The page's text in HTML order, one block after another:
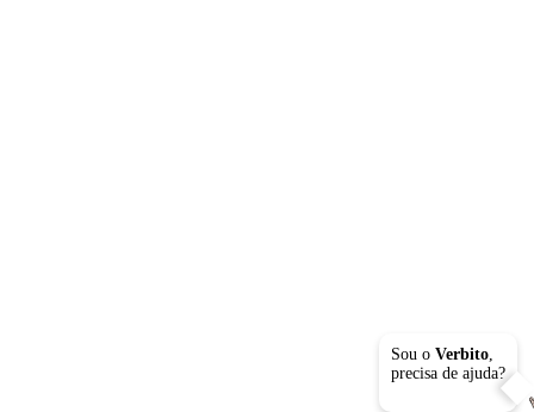
Sou o Verbito,
precisa de ajuda?